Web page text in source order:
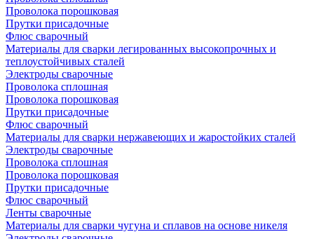
Проволока порошковая
Прутки присадочные
Флюс сварочный
Материалы для сварки легированных высокопрочных и
теплоустойчивых сталей
Электроды сварочные
Проволока сплошная
Проволока порошковая
Прутки присадочные
Флюс сварочный
Материалы для сварки нержавеющих и жаростойких сталей
Электроды сварочные
Проволока сплошная
Проволока порошковая
Прутки присадочные
Флюс сварочный
Ленты сварочные
Материалы для сварки чугуна и сплавов на основе никеля